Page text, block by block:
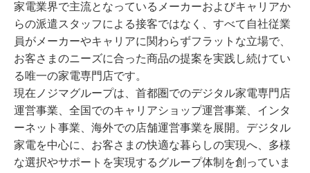
家電業界で主流となっているメーカーおよびキャリアか
らの派遣スタッフによる接客ではなく、すべて自社従業
員がメーカーやキャリアに関わらずフラットな立場で、
お客さまのニーズに合った商品の提案を実践し続けてい
る唯一の家電専門店です。
現在ノジマグループは、首都圏でのデジタル家電専門店
運営事業、全国でのキャリアショップ運営事業、インタ
ーネット事業、海外での店舗運営事業を展開。デジタル
家電を中心に、お客さまの快適な暮らしの実現へ、多様
な選択やサポートを実現するグループ体制を創っていま